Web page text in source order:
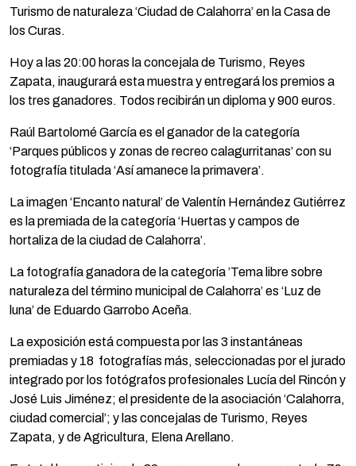
Turismo de naturaleza ‘Ciudad de Calahorra’ en la Casa de
los Curas.
Hoy a las 20:00 horas la concejala de Turismo, Reyes
Zapata, inaugurará esta muestra y entregará los premios a
los tres ganadores. Todos recibirán un diploma y 900 euros.
Raúl Bartolomé García es el ganador de la categoría
‘Parques públicos y zonas de recreo calagurritanas’ con su
fotografía titulada ‘Así amanece la primavera’.
La imagen ‘Encanto natural’ de Valentín Hernández Gutiérrez
es la premiada de la categoría ‘Huertas y campos de
hortaliza de la ciudad de Calahorra’.
La fotografía ganadora de la categoría ’Tema libre sobre
naturaleza del término municipal de Calahorra’ es ‘Luz de
luna’ de Eduardo Garrobo Aceña.
La exposición está compuesta por las 3 instantáneas
premiadas y 18 fotografías más, seleccionadas por el jurado
integrado por los fotógrafos profesionales Lucía del Rincón y
José Luis Jiménez; el presidente de la asociación ‘Calahorra,
ciudad comercial’; y las concejalas de Turismo, Reyes
Zapata, y de Agricultura, Elena Arellano.